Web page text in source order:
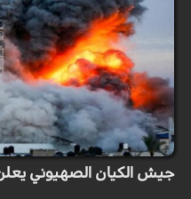
جيش الكيان الصهيوني